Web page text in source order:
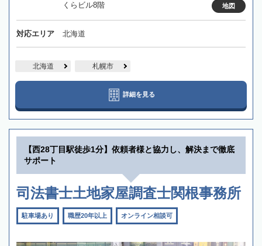
くらビル8階
地図
対応エリア 北海道
北海道 札幌市
詳細を見る
【西28丁目駅徒歩1分】依頼者様と協力し、解決まで徹底
サポート
司法書士土地家屋調査士関根事務所
駐車場あり 職歴20年以上 オンライン相談可